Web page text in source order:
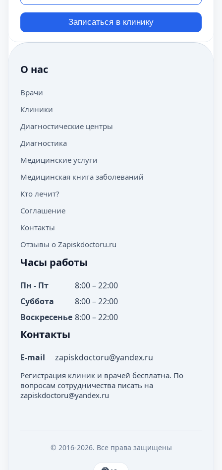
Записаться в клинику
О нас
Врачи
Клиники
Диагностические центры
Диагностика
Медицинские услуги
Медицинская книга заболеваний
Кто лечит?
Соглашение
Контакты
Отзывы о Zapiskdoctoru.ru
Часы работы
Пн - Пт
8:00 – 22:00
Суббота
8:00 – 22:00
Воскресенье 8:00 – 22:00
Контакты
E-mail zapiskdoctoru@yandex.ru
Регистрация клиник и врачей бесплатна. По
вопросам сотрудничества писать на
zapiskdoctoru@yandex.ru
© 2016-2026. Все права защищены